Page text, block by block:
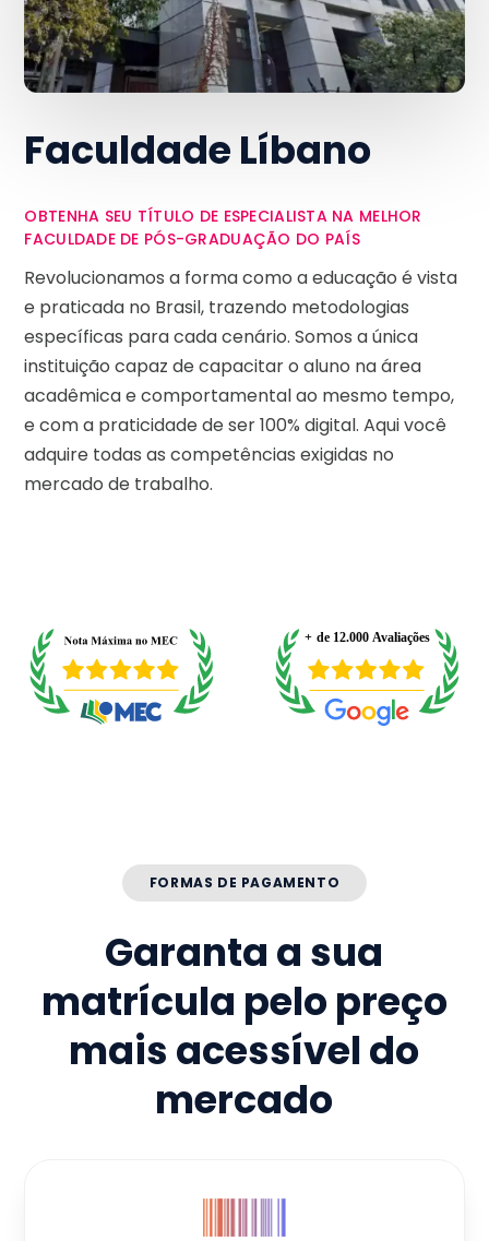
Faculdade Líbano
OBTENHA SEU TÍTULO DE ESPECIALISTA NA MELHOR
FACULDADE DE PÓS-GRADUAÇÃO DO PAÍS
Revolucionamos a forma como a educação é vista
e praticada no Brasil, trazendo metodologias
específicas para cada cenário. Somos a única
instituição capaz de capacitar o aluno na área
acadêmica e comportamental ao mesmo tempo,
e com a praticidade de ser 100% digital. Aqui você
adquire todas as competências exigidas no
mercado de trabalho.
FORMAS DE PAGAMENTO
Garanta a sua
matrícula pelo preço
mais acessível do
mercado